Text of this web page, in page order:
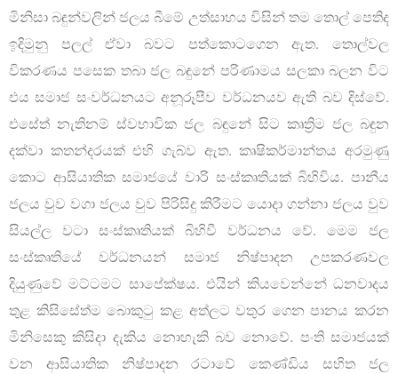
මිනිසා බඳුන්වලින් ජලය බීමේ උත්සාහය විසින් තම තොල් පෙතිද
ඉදිමුනු පලල් ඒවා බවට පත්කොටගෙන ඇත. තොල්වල
විකරණය පසෙක තබා ජල බඳුනේ පරිණාමය සලකා බලන විට
එය සමාජ සංවර්ධනයට අනූරූපීව වර්ධනයව ඇති බව දිස්වේ.
එසේත් නැතිනම් ස්වභාවික ජල බඳුනේ සිට කෘත්‍රිම ජල බඳුන
දක්වා කතන්දරයක් එහි ගැබ්ව ඇත. කෘෂිකර්මාන්තය අරමුණු
කොට ආසියාතික සමාජයේ වාරි සංස්කෘතියක් බිහිවිය. පානීය
ජලය වුව වගා ජලය වුව පිරිසිදු කිරීමට යොදා ගන්නා ජලය වුව
සියල්ල වටා සංස්කෘතියක් බිහිවී වර්ධනය වේ. මෙම ජල
සංස්කෘතියේ වර්ධනයන් සමාජ නිෂ්පාදන උපකරණවල
දියුණුවේ මට්ටමට සාපේක්ෂය. එයින් කියවෙන්නේ ධනවාදය
තුළ කිසිසේත්ම බොකුටු කළ අත්ලට වතුර ගෙන පානය කරන
මිනිසෙකු කිසිදා දැකිය නොහැකි බව නොවේ. පංති සමාජයක්
වන ආසියාතික නිෂ්පාදන රටාවේ කෙණ්ඩිය සහිත ජල